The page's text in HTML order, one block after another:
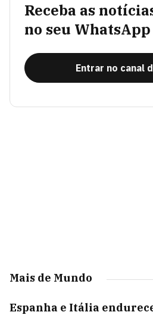
Receba as
no seu WhatsApp
Entrar no canal
Mais de Mundo
Espanha e Itália